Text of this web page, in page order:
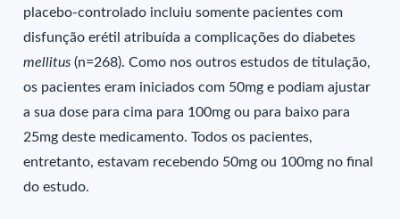
placebo-controlado incluiu somente pacientes com
disfunção erétil atribuída a complicações do diabetes
mellitus(n=268). Como nos outros estudos de titulação,
os pacientes eram iniciados com 50mg e podiam ajustar
a sua dose para cima para 100mg ou para baixo para
25mg deste medicamento. Todos os pacientes,
entretanto, estavam recebendo 50mg ou 100mg no final
do estudo.